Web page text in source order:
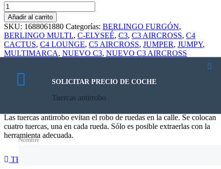
Tuercas
antirrobo
cantidad
Añadir al carrito
SKU: 1688061880 Categorías: BERLINGO FURGÓN,
BERLINGO MULTI., C-ELYSEÉ, C3, C3 AIRCROSS, C4
CACTUS, C4 LOUNGE, C5 AIRCROSS, JUMPER, JUMPY,
MULTIMARCA, NUEVO C3, NUEVO C3 AIRCROSS
Descripción
Las tuercas antirrobo evitan el robo de ruedas en la calle. Se colocan
cuatro tuercas, una en cada rueda. Sólo es posible extraerlas con la
herramienta adecuada.
TE AYUDAMOS POR WHATSAPP
SOLICITAR PRECIO DE COCHE
Tuercas antirrobo
Nombre